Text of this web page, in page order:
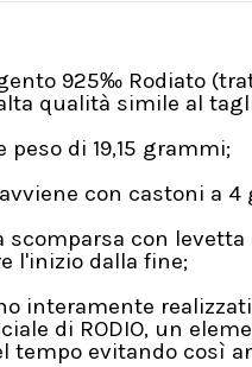
925‰ Rodiato
qualità simile al
di 19,15 grammi;
con castoni
scomparsa con
l'inizio dalla fine;
sono interamente
di RODIO, un
evitando così